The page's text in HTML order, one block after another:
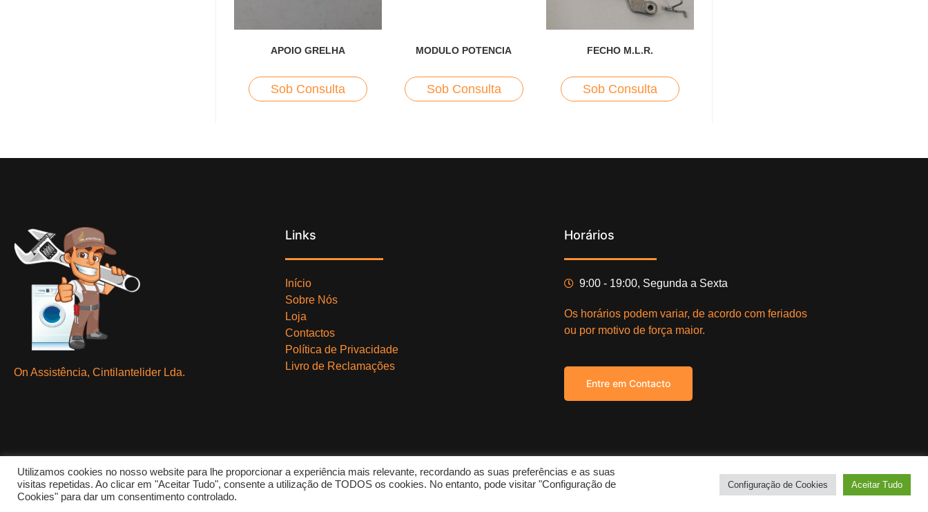
APOIO GRELHA
Sob Consulta
MODULO POTENCIA
Sob Consulta
FECHO M.L.R.
Sob Consulta
On Assistência, Cintilantelider Lda.
Links
Início
Sobre Nós
Loja
Contactos
Política de Privacidade
Livro de Reclamações
Horários
9:00 - 19:00, Segunda a Sexta
Os horários podem variar, de acordo com feriados
ou por motivo de força maior.
Entre em Contacto
Copyright © 2021. Todos os direitos reservados.
Utilizamos cookies no nosso website para lhe proporcionar a experiência mais relevante, recordando as suas preferências e as suas
visitas repetidas. Ao clicar em "Aceitar Tudo", consente a utilização de TODOS os cookies. No entanto, pode visitar "Configuração de
Cookies" para dar um consentimento controlado.
Configuração de Cookies Aceitar Tudo